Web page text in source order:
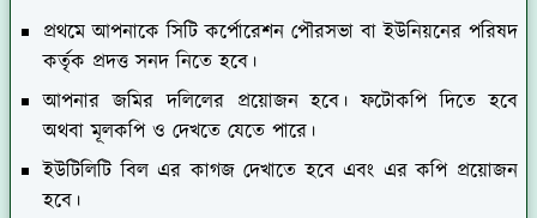
প্রথমে আপনাকে সিটি কর্পোরেশন পৌরসভা বা ইউনিয়নের পরিষদ
কর্তৃক প্রদত্ত সনদ নিতে হবে।
আপনার জমির দলিলের প্রয়োজন হবে। ফটোকপি দিতে হবে
অথবা মূলকপি ও দেখতে যেতে পারে।
ইউটিলিটি বিল এর কাগজ দেখাতে হবে এবং এর কপি প্রয়োজন
হবে।